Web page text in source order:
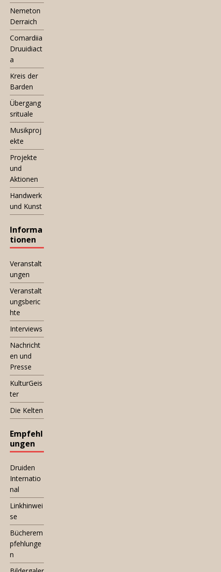
Nemeton
Derraich
Comardiia
Druuidiact
a
Kreis der
Barden
Übergang
srituale
Musikproj
ekte
Projekte
und
Aktionen
Handwerk
und Kunst
Informa
tionen
Veranstalt
ungen
Veranstalt
ungsberic
hte
Interviews
Nachricht
en und
Presse
KulturGeis
ter
Die Kelten
Empfehl
ungen
Druiden
Internatio
nal
Linkhinwei
se
Bücherem
pfehlunge
n